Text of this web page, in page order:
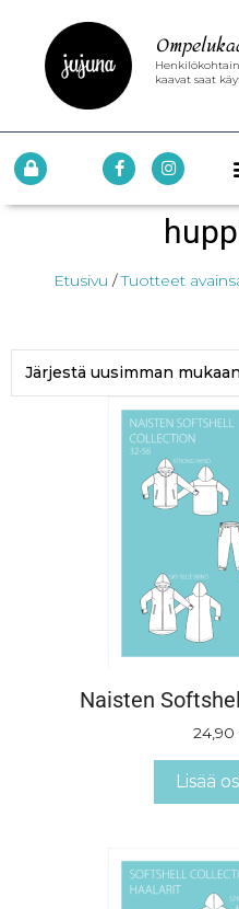
kaavat saat
Etusivu /Tuotteet
Naisten
24,90
Lisää